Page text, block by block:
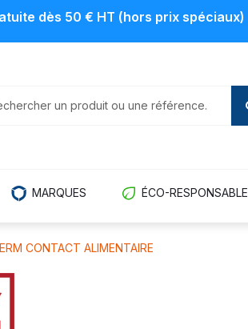
dès 50 € HT (hors prix spéciaux)
MARQUES ÉCO-RESPONSABLE
CONTACT ALIMENTAIRE